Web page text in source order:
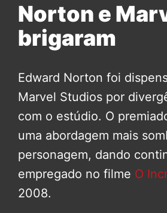
Norton e
brigaram
Edward Norton foi
Marvel Studios por
com o estúdio. O
uma abordagem mais
personagem, dando
empregado no filme O
2008.